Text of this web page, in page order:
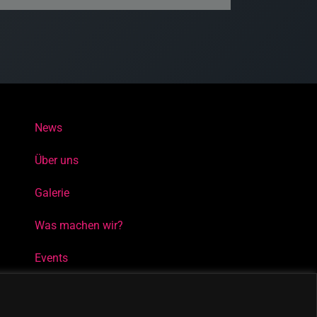
News
Über uns
Galerie
Was machen wir?
Events